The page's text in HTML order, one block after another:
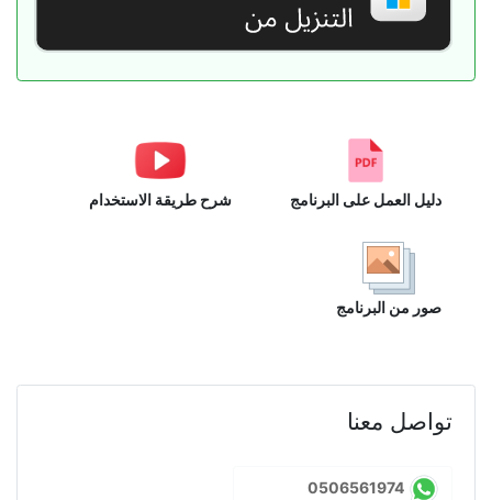
دليل العمل على البرنامج شرح طريقة الاستخدام
صور من البرنامج
تواصل معنا
0506561974